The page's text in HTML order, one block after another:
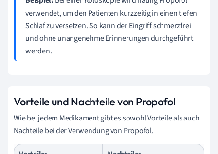
verwendet, um den Patienten kurzzeitig in einen tiefen
Schlaf zu versetzen. So kann der Eingriff schmerzfrei
und ohne unangenehme Erinnerungen durchgeführt
werden.
Vorteile und Nachteile von Propofol
Wie bei jedem Medikament gibt es sowohl Vorteile als auch
Nachteile bei der Verwendung von Propofol.